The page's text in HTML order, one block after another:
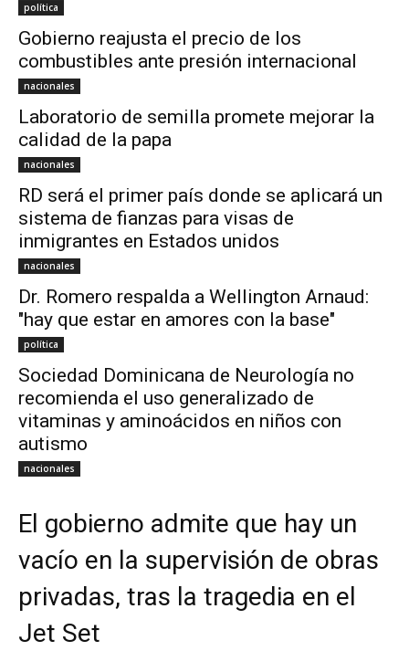
política
Gobierno reajusta el precio de los
combustibles ante presión internacional
nacionales
Laboratorio de semilla promete mejorar la
calidad de la papa
nacionales
RD será el primer país donde se aplicará un
sistema de fianzas para visas de
inmigrantes en Estados unidos
nacionales
Dr. Romero respalda a Wellington Arnaud:
"hay que estar en amores con la base"
política
Sociedad Dominicana de Neurología no
recomienda el uso generalizado de
vitaminas y aminoácidos en niños con
autismo
nacionales
El gobierno admite que hay un
vacío en la supervisión de obras
privadas, tras la tragedia en el
Jet Set